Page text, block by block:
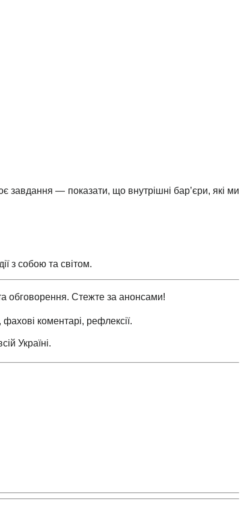
завдання — показати, що внутрішні бар’єри, які ми
з собою та світом.
обговорення. Стежте за анонсами!
коментарі, рефлексії.
Україні.